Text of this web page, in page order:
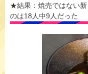
★結果：焼売ではない新
のは18人中9人だった